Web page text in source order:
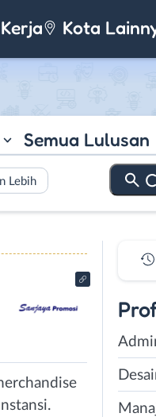
Kota
Semua Lulusan
Lebih